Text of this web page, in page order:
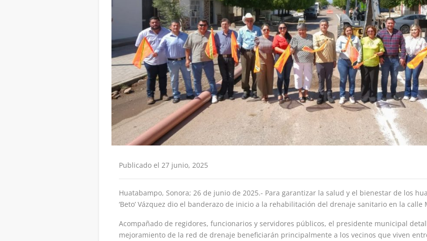
Publicado el 27 junio, 2025
Huatabampo, Sonora; 26 de junio de 2025.- Para garantizar la salud y el bienestar de los
‘Beto’ Vázquez dio el banderazo de inicio a la rehabilitación del drenaje sanitario en la calle
Acompañado de regidores, funcionarios y servidores públicos, el presidente municipal
mejoramiento de la red de drenaje beneficiarán principalmente a los vecinos que viven